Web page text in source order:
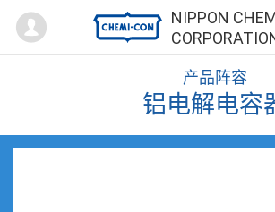
NIPPON
Mypage
产品阵容
铝电解电容